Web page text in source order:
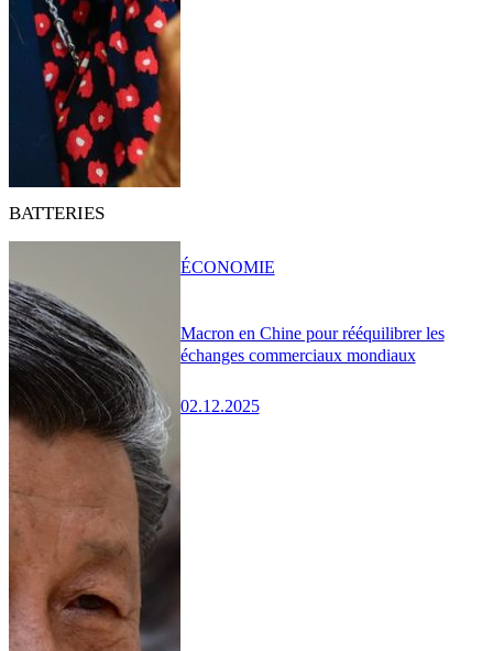
BATTERIES
Macron en Chine pour rééquilibrer les
échanges commerciaux mondiaux
02.12.2025
ÉCONOMIE